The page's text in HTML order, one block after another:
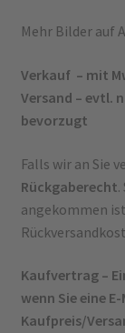
Mehr Bilder auf
Verkauf – mit
Versand – evtl.
bevorzugt
Falls wir an Sie
Rückgaberecht
angekommen
Kaufvertrag –
wenn Sie eine
Kaufpreis/